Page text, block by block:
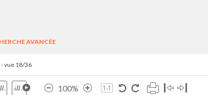
AVANCÉE
- vue 18/36
100%